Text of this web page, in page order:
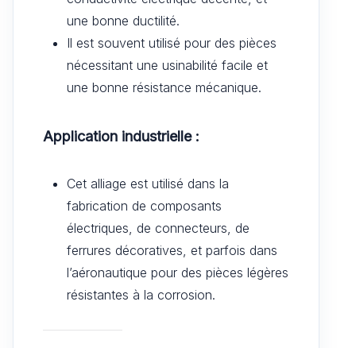
une bonne ductilité.
Il est souvent utilisé pour des pièces
nécessitant une usinabilité facile et
une bonne résistance mécanique.
Application industrielle :
Cet alliage est utilisé dans la
fabrication de composants
électriques, de connecteurs, de
ferrures décoratives, et parfois dans
l’aéronautique pour des pièces légères
résistantes à la corrosion.